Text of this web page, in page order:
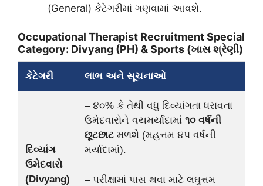
(General) કેટેગરીમાં ગણવામાં આવશે.
​Occupational Therapist Recruitment Special
Category: Divyang (PH) & Sports (ખાસ શ્રેણી)
કેટેગરી લાભ અને સૂચનાઓ
દિવ્યાંગ
ઉમેદવારો
(Divyang)
– ૪૦% કે તેથી વધુ દિવ્યાંગતા ધરાવતા
ઉમેદવારોને વયમર્યાદામાં ૧૦ વર્ષની
છૂટછાટ મળશે (મહત્તમ ૪૫ વર્ષની
મર્યાદામાં).
– પરીક્ષામાં પાસ થવા માટે લઘુત્તમ